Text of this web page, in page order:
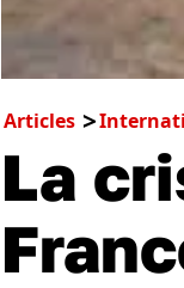
Articles
La